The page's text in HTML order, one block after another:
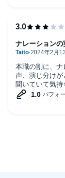
本職の割に、
声、演じ分けが
聞いていて気持
ナレーションの